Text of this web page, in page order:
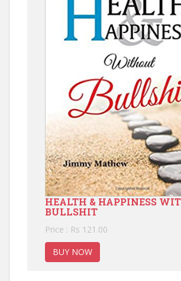
HEALTH & HAPPINESS
BULLSHIT
Price : Rs 121.00
BUY NOW